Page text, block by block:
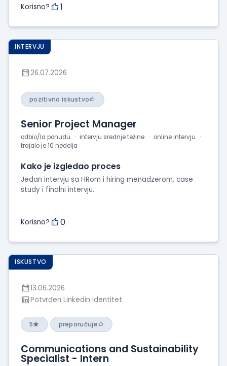
Korisno? 1
INTERVJU
26.07.2026
pozitivno iskustvo
Senior Project Manager
odbio/la ponudu intervju srednje težine
online intervju
trajalo je 10 nedelja
Kako je izgledao proces
Jedan intervju sa HRom i hiring menadzerom, case
study i finalni intervju.
Korisno? 0
ISKUSTVO
13.06.2026
Potvrđen Linkedin identitet
5 preporučuje
Communications and Sustainability
Specialist - Intern